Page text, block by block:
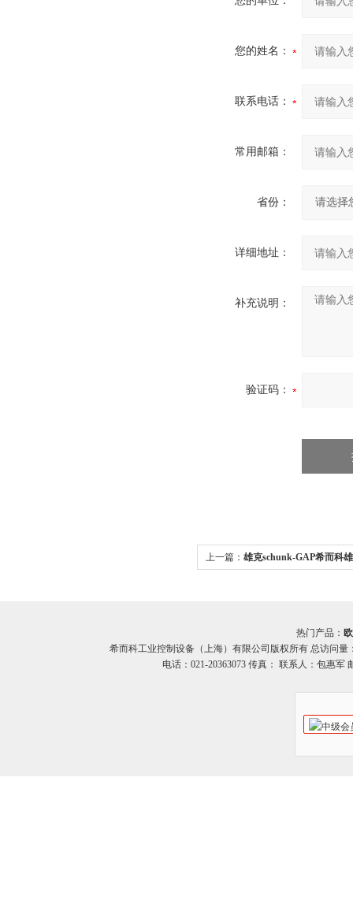
您的姓名：
联系电话：
常用邮箱：
省份：
详细地址：
补充说明：
验证码：
上一篇： 雄克schunk-GAP希而科
热门产品：
希而科工业控制设备（上海）有限公司版权所有 总访问量
电话：021-20363073 传真： 联系人：包惠军